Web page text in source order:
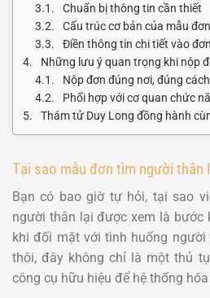
Chuẩn bị thông tin cần thiết
Cấu trúc cơ bản của mẫu đơn
Điền thông tin chi tiết vào đơn
Những lưu ý quan trọng khi nộp
Nộp đơn đúng nơi, đúng cách
Phối hợp với cơ quan chức
Thám tử Duy Long đồng hành cùng bạn
Tại sao mẫu đơn tìm người thân
Bạn có bao giờ tự hỏi, tại sao
người thân lại được xem là bước
khi đối mặt với tình huống
thôi, đây không chỉ là một thủ
công cụ hữu hiệu để hệ thống